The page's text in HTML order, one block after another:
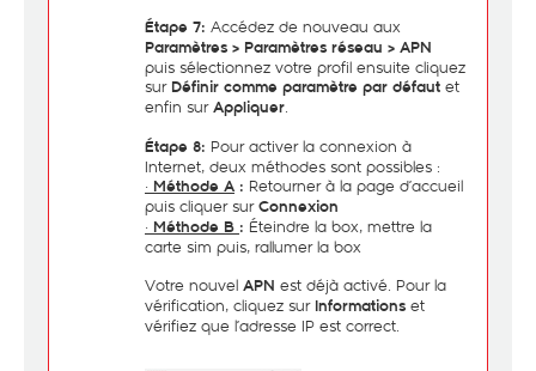
Étape 7: Accédez de nouveau aux
Paramètres > Paramètres réseau > APN
puis sélectionnez votre profil ensuite cliquez
sur Définir comme paramètre par défaut et
enfin surAppliquer.
Étape 8: Pour activer la connexion à
Internet, deux méthodes sont possibles :
· Méthode A : Retourner à la page d’accueil
puis cliquer surConnexion
· Méthode B : Éteindre la box, mettre la
carte sim puis, rallumer la box
Votre nouvel APN est déjà activé. Pour la
vérification, cliquez sur Informations et
vérifiez que l’adresse IP est correct.